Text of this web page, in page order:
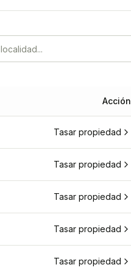
Acción
Tasar propiedad
Tasar propiedad
Tasar propiedad
Tasar propiedad
Tasar propiedad